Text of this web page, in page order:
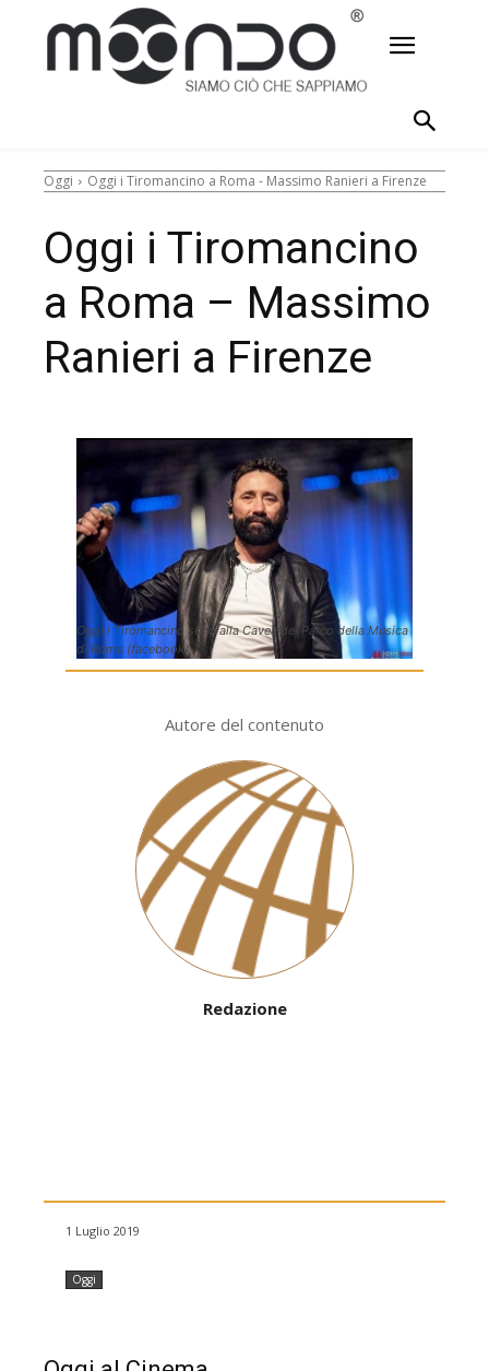
Oggi Oggi i Tiromancino a Roma - Massimo Ranieri a Firenze
Oggi i Tiromancino
a Roma – Massimo
Ranieri a Firenze
Oggi i Tiromancino sono alla Cavea del Parco della Musica
di Roma (facebook)
Autore del contenuto
Redazione
1 Luglio 2019
Oggi